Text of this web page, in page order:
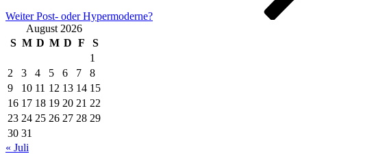
Weiter Post- oder Hypermoderne?
August 2026
S M D M D F
S
1
2
3 4 5 6 7
8
9
10 11 12 13 14 15
16 17 18 19 20 21 22
23 24 25 26 27 28 29
30 31
« Juli